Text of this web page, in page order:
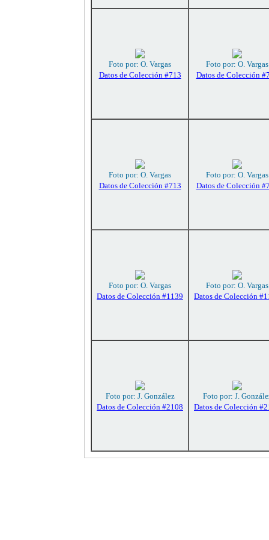
Foto por: O. Vargas
Datos de Colección #713
Foto por: O. Vargas
Datos de Colección
Foto por: O. Vargas
Datos de Colección #713
Foto por: O. Vargas
Datos de Colección
Foto por: O. Vargas
Datos de Colección #1139
Foto por: O. Vargas
Datos de Colección
Foto por: J. González
Datos de Colección #2108
Foto por: J.
Datos de Colección